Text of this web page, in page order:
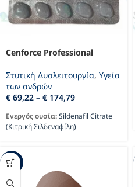
Cenforce Professional
Στυτική Δυσλειτουργία, Υγεία
των ανδρών
€ 69,22 – € 174,79
Ενεργός ουσία:Sildenafil Citrate
(Κιτρική Σιλδεναφίλη)
-12%